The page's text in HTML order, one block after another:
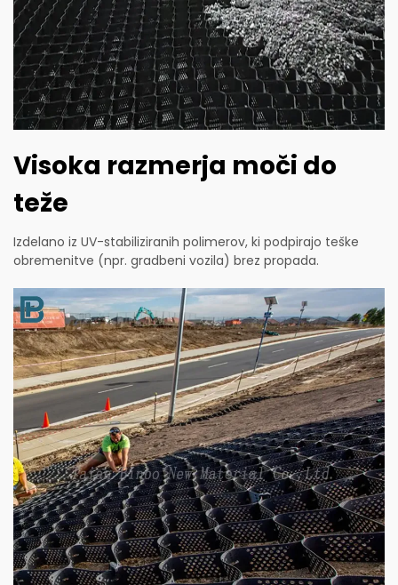
Visoka razmerja moči do
teže
Izdelano iz UV-stabiliziranih polimerov, ki podpirajo teške
obremenitve (npr. gradbeni vozila) brez propada.